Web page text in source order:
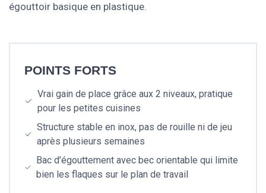
égouttoir basique en plastique.
POINTS FORTS
Vrai gain de place grâce aux 2 niveaux, pratique
pour les petites cuisines
Structure stable en inox, pas de rouille ni de jeu
après plusieurs semaines
Bac d’égouttement avec bec orientable qui limite
bien les flaques sur le plan de travail